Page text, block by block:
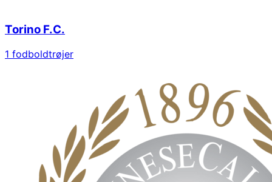
Torino F.C.
1 fodboldtrøjer